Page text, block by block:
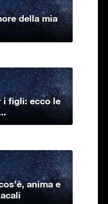
della mia
i figli: ecco le
anima e